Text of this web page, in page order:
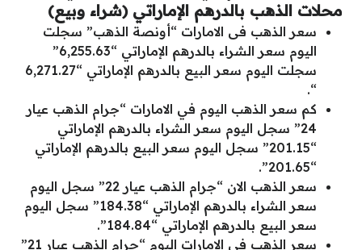
محلات الذهب بالدرهم الإماراتي (شراء وبيع)
سعر الذهب فى الامارات “أونصة الذهب” سجلت
اليوم سعر الشراء بالدرهم الإماراتي “6,255.63”
سجلت اليوم سعر البيع بالدرهم الإماراتي “6,271.27
“.
كم سعر الذهب اليوم في الامارات “جرام الذهب عيار
24” سجل اليوم سعر الشراء بالدرهم الإماراتي
“201.15” سجل اليوم سعر البيع بالدرهم الإماراتي
“201.65”.
سعر الذهب الان “جرام الذهب عيار 22” سجل اليوم
سعر الشراء بالدرهم الإماراتي “184.38” سجل اليوم
سعر البيع بالدرهم الإماراتي “184.84”.
سعر الذهب فى الامارات اليوم “جرام الذهب عيار 21”